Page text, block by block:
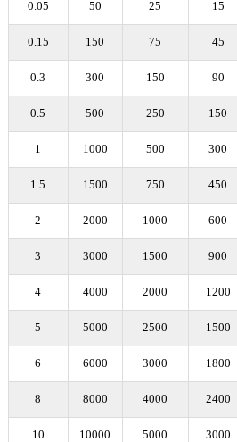
0.05 50 25 15
0.15 150 75 45
0.3 300 150 90
0.5 500 250 150
1 1000 500 300
1.5 1500 750 450
2 2000 1000 600
3 3000 1500 900
4 4000 2000 1200
5 5000 2500 1500
6 6000 3000 1800
8 8000 4000 2400
10 10000 5000 3000